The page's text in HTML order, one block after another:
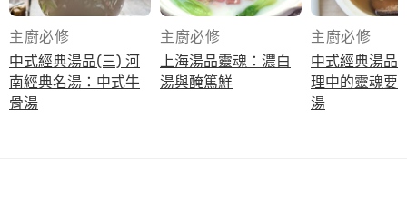
主廚必修
中式經典湯品(三) 河
南經典名湯：中式牛
骨湯
主廚必修
上海湯品靈魂：濃白
湯與醃篤鮮
主廚必修
中式經典湯品
理中的靈魂要
湯